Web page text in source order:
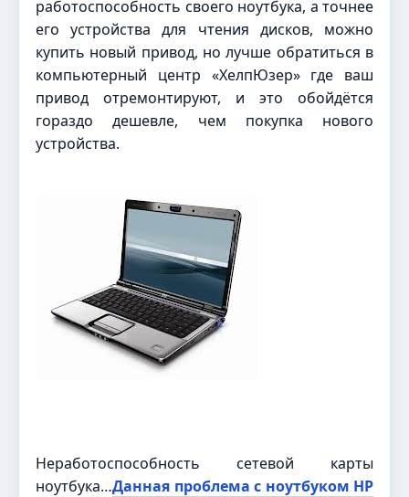
работоспособность своего ноутбука, а точнее
его устройства для чтения дисков, можно
купить новый привод, но лучше обратиться в
компьютерный центр «ХелпЮзер» где ваш
привод отремонтируют, и это обойдётся
гораздо дешевле, чем покупка нового
устройства.
Неработоспособность сетевой карты
ноутбука…Данная проблема с ноутбуком HP